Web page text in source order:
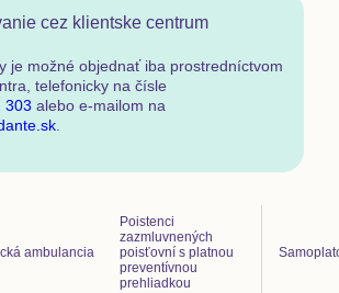
cez klientske centrum
je možné objednať iba prostredníctvom
telefonicky na čísle
303 alebo e-mailom na
ambulancia
Poistenci
zazmluvnených
poisťovní s platnou
preventívnou
prehliadkou